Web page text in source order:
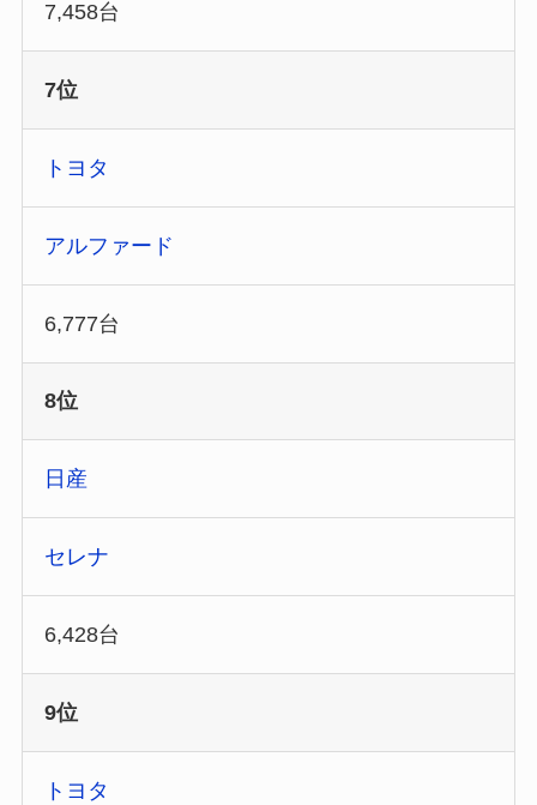
7,458台
7位
トヨタ
アルファード
6,777台
8位
日産
セレナ
6,428台
9位
トヨタ